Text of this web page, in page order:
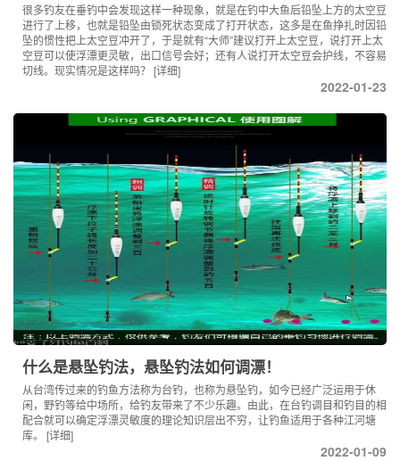
很多钓友在垂钓中会发现这样一种现象，就是在钓中大鱼后铅坠上方的太空豆
进行了上移，也就是铅坠由锁死状态变成了打开状态，这多是在鱼挣扎时因铅
坠的惯性把上太空豆冲开了，于是就有“大师”建议打开上太空豆，说打开上太
空豆可以使浮漂更灵敏，出口信号会好；还有人说打开太空豆会护线，不容易
切线。现实情况是这样吗？ [详细]
2022-01-23
什么是悬坠钓法，悬坠钓法如何调漂！
从台湾传过来的钓鱼方法称为台钓，也称为悬坠钓，如今已经广泛运用于休
闲，野钓等给中场所，给钓友带来了不少乐趣。由此，在台钓调目和钓目的相
配合就可以确定浮漂灵敏度的理论知识层出不穷，让钓鱼适用于各种江河塘
库。 [详细]
2022-01-09